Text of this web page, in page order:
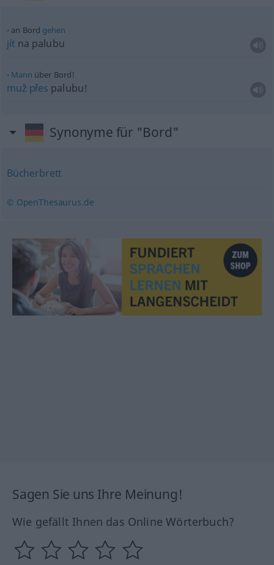
an Bord gehen
jít na palubu
Mann über Bord!
muž přes palubu!
Synonyme für "Bord"
Bücherbrett
© OpenThesaurus.de
Sagen Sie uns Ihre Meinung!
Wie gefällt Ihnen das Online Wörterbuch?